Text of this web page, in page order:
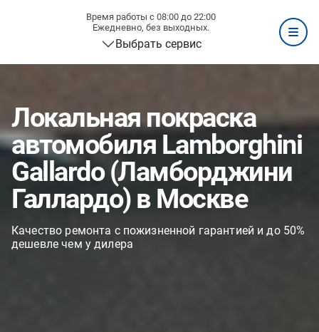
Время работы с 08:00 до 22:00
Ежедневно, без выходных.
Выбрать сервис
Локальная покраска
автомобиля Lamborghini
Gallardo (Ламборджини
Галлардо) в Москве
Качество ремонта с пожизненной гарантией и до 50%
дешевле чем у дилера